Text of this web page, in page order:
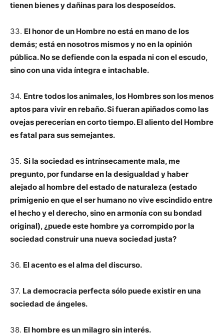
tienen bienes y dañinas para los desposeídos.
33. El honor de un Hombre no está en mano de los
demás; está en nosotros mismos y no en la opinión
pública. No se defiende con la espada ni con el escudo,
sino con una vida íntegra e intachable.
34. Entre todos los animales, los Hombres son los menos
aptos para vivir en rebaño. Si fueran apiñados como las
ovejas perecerían en corto tiempo. El aliento del Hombre
es fatal para sus semejantes.
35. Si la sociedad es intrínsecamente mala, me
pregunto, por fundarse en la desigualdad y haber
alejado al hombre del estado de naturaleza (estado
primigenio en que el ser humano no vive escindido entre
el hecho y el derecho, sino en armonía con su bondad
original), ¿puede este hombre ya corrompido por la
sociedad construir una nueva sociedad justa?
36. El acento es el alma del discurso.
37. La democracia perfecta sólo puede existir en una
sociedad de ángeles.
38. El hombre es un milagro sin interés.